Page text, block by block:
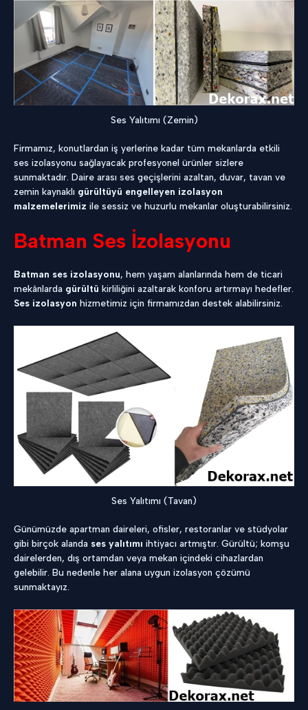
Ses Yalıtımı (Zemin)
Firmamız, konutlardan iş yerlerine kadar tüm mekanlarda etkili
ses izolasyonu sağlayacak profesyonel ürünler sizlere
sunmaktadır. Daire arası ses geçişlerini azaltan, duvar, tavan ve
zemin kaynaklı gürültüyü engelleyen izolasyon
malzemelerimiz ile sessiz ve huzurlu mekanlar oluşturabilirsiniz.
Batman Ses İzolasyonu
Batman ses izolasyonu, hem yaşam alanlarında hem de ticari
mekânlarda gürültü kirliliğini azaltarak konforu artırmayı hedefler.
Ses izolasyon hizmetimiz için firmamızdan destek alabilirsiniz.
Ses Yalıtımı (Tavan)
Günümüzde apartman daireleri, ofisler, restoranlar ve stüdyolar
gibi birçok alanda ses yalıtımı ihtiyacı artmıştır. Gürültü; komşu
dairelerden, dış ortamdan veya mekan içindeki cihazlardan
gelebilir. Bu nedenle her alana uygun izolasyon çözümü
sunmaktayız.